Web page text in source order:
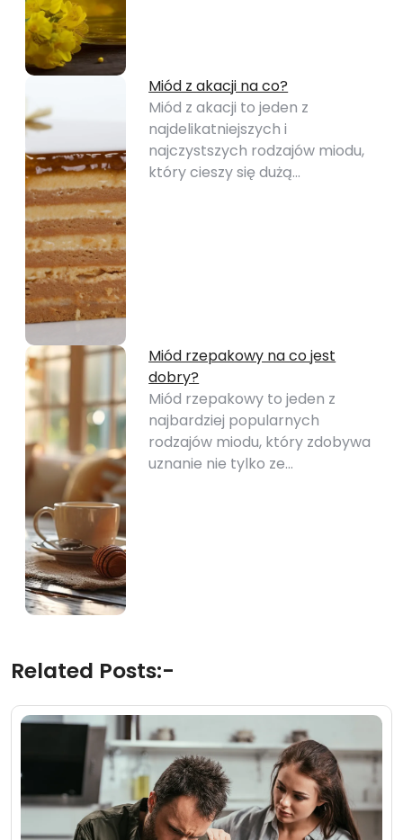
Miód z akacji na co?
Miód z akacji to jeden z
najdelikatniejszych i
najczystszych rodzajów miodu,
który cieszy się dużą…
Miód rzepakowy na co jest
dobry?
Miód rzepakowy to jeden z
najbardziej popularnych
rodzajów miodu, który zdobywa
uznanie nie tylko ze…
Related Posts:-